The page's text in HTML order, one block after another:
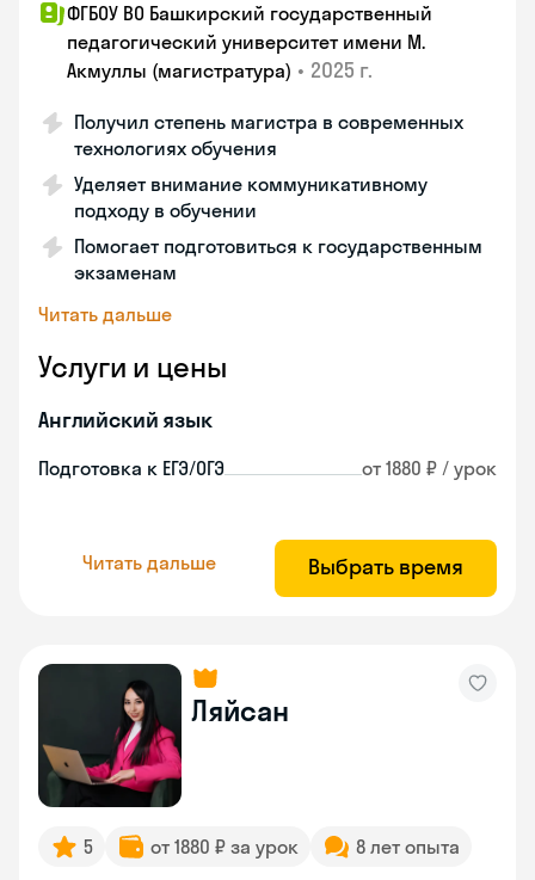
ФГБОУ ВО Башкирский государственный
педагогический университет имени М.
Акмуллы (магистратура) • 2025 г.
Получил степень магистра в современных
технологиях обучения
Уделяет внимание коммуникативному
подходу в обучении
Помогает подготовиться к государственным
экзаменам
Читать дальше
Услуги и цены
Английский язык
Подготовка к ЕГЭ/ОГЭ от 1880 ₽ / урок
Читать дальше Выбрать время
Ляйсан
5 от 1880 ₽ за урок 8 лет опыта